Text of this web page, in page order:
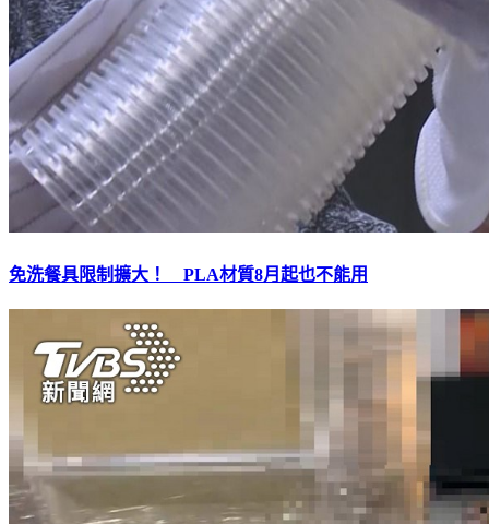
免洗餐具限制擴大！ PLA材質8月起也不能用